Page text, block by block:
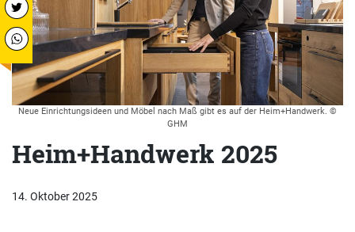
Neue Einrichtungsideen und Möbel nach Maß gibt es auf der Heim+Handwerk. ©
GHM
Heim+Handwerk 2025
14. Oktober 2025